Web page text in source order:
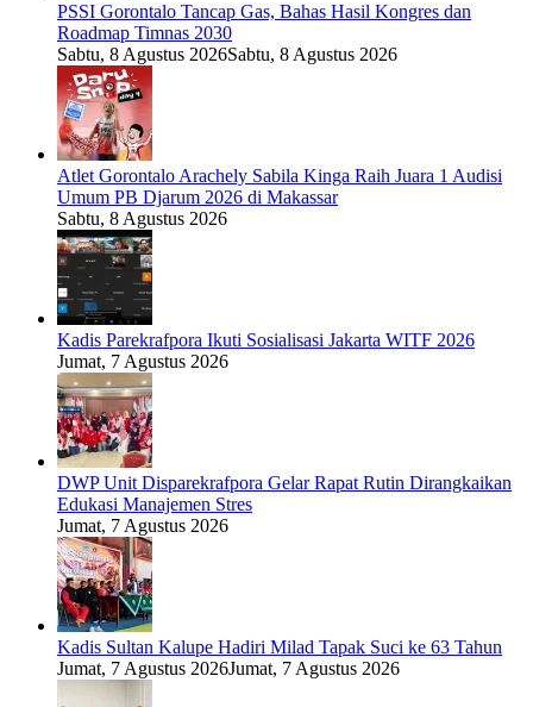
PSSI Gorontalo Tancap Gas, Bahas Hasil Kongres dan
Roadmap Timnas 2030
Sabtu, 8 Agustus 2026Sabtu, 8 Agustus 2026
Atlet Gorontalo Arachely Sabila Kinga Raih Juara 1 Audisi
Umum PB Djarum 2026 di Makassar
Sabtu, 8 Agustus 2026
Kadis Parekrafpora Ikuti Sosialisasi Jakarta WITF 2026
Jumat, 7 Agustus 2026
DWP Unit Disparekrafpora Gelar Rapat Rutin Dirangkaikan
Edukasi Manajemen Stres
Jumat, 7 Agustus 2026
Kadis Sultan Kalupe Hadiri Milad Tapak Suci ke 63 Tahun
Jumat, 7 Agustus 2026Jumat, 7 Agustus 2026